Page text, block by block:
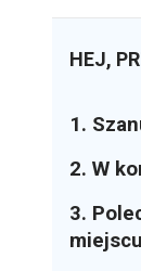
HEJ,
1.
2. W
3.